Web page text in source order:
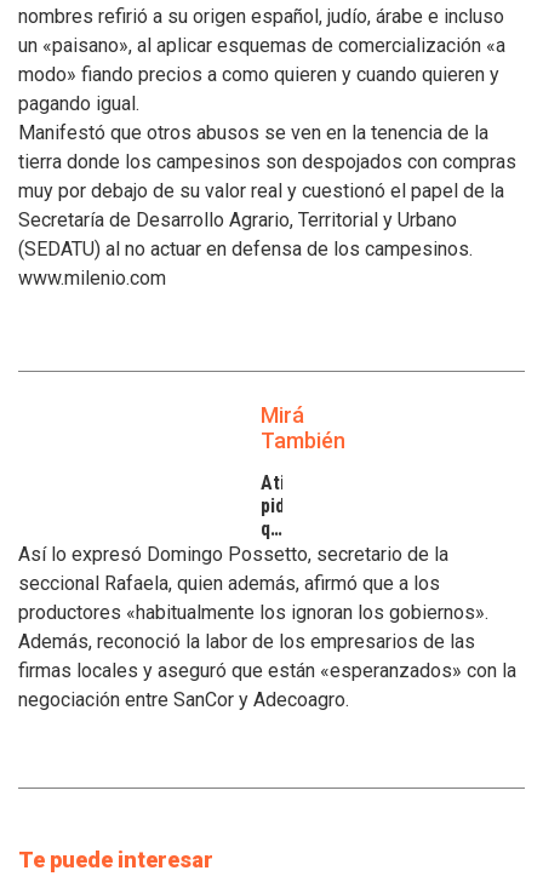
nombres refirió a su origen español, judío, árabe e incluso
un «paisano», al aplicar esquemas de comercialización «a
modo» fiando precios a como quieren y cuando quieren y
pagando igual.
Manifestó que otros abusos se ven en la tenencia de la
tierra donde los campesinos son despojados con compras
muy por debajo de su valor real y cuestionó el papel de la
Secretaría de Desarrollo Agrario, Territorial y Urbano
(SEDATU) al no actuar en defensa de los campesinos.
www.milenio.com
Mirá
También
Atilra
pide
que
se
atiendan
inconvenientes
de
los
tamberos
Así lo expresó Domingo Possetto, secretario de la
seccional Rafaela, quien además, afirmó que a los
productores «habitualmente los ignoran los gobiernos».
Además, reconoció la labor de los empresarios de las
firmas locales y aseguró que están «esperanzados» con la
negociación entre SanCor y Adecoagro.
Te puede interesar